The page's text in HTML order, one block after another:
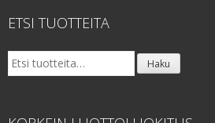
ETSI TUOTTEITA
Etsi: Haku